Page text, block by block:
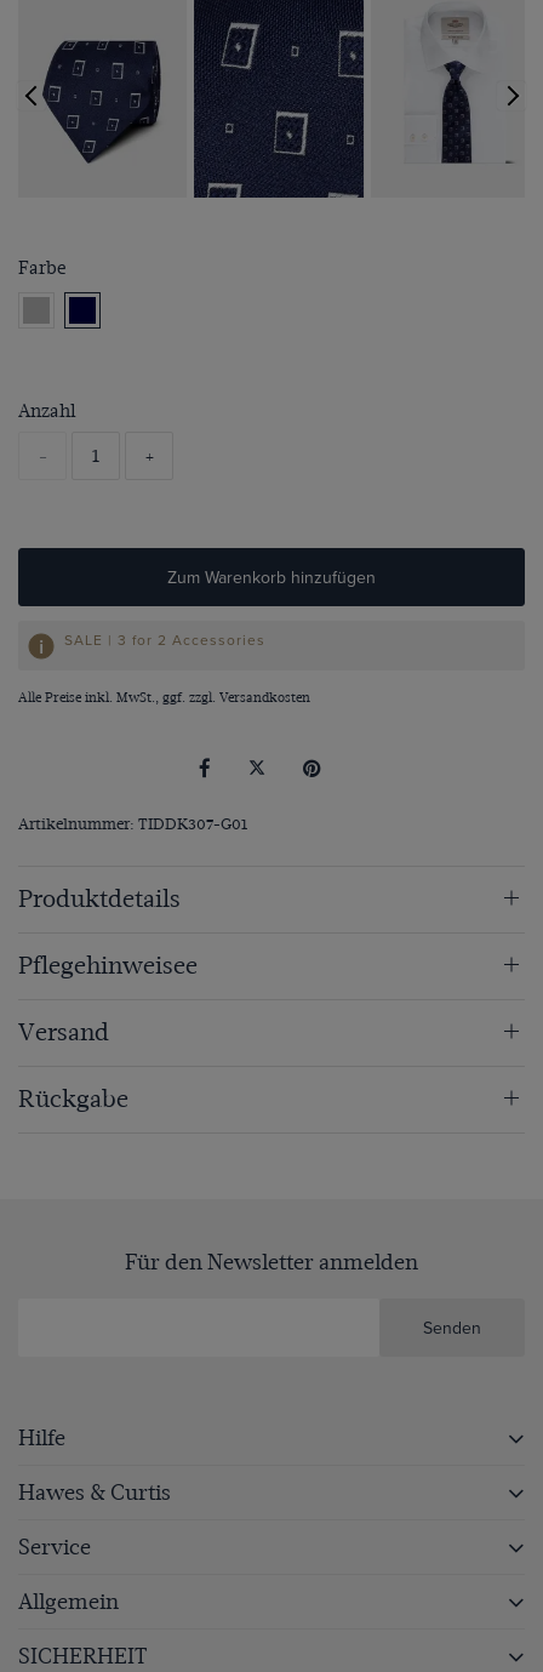
Farbe
Anzahl
- +
Zum Warenkorb hinzufügen
SALE | 3 for 2 Accessories
Alle Preise inkl. MwSt., ggf. zzgl. Versandkosten
Artikelnummer: TIDDK307-G01
Produktdetails
Pflegehinweisee
Versand
Rückgabe
Für den Newsletter anmelden
Senden
Hilfe
Hawes & Curtis
Service
Allgemein
SICHERHEIT